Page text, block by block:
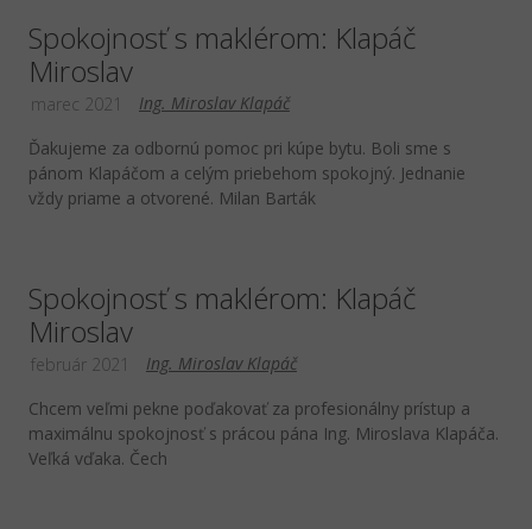
Spokojnosť s maklérom: Klapáč
Miroslav
Ing. Miroslav Klapáč
marec 2021
Ďakujeme za odbornú pomoc pri kúpe bytu. Boli sme s
pánom Klapáčom a celým priebehom spokojný. Jednanie
vždy priame a otvorené. Milan Barták
Spokojnosť s maklérom: Klapáč
Miroslav
Ing. Miroslav Klapáč
február 2021
Chcem veľmi pekne poďakovať za profesionálny prístup a
maximálnu spokojnosť s prácou pána Ing. Miroslava Klapáča.
Veľká vďaka. Čech